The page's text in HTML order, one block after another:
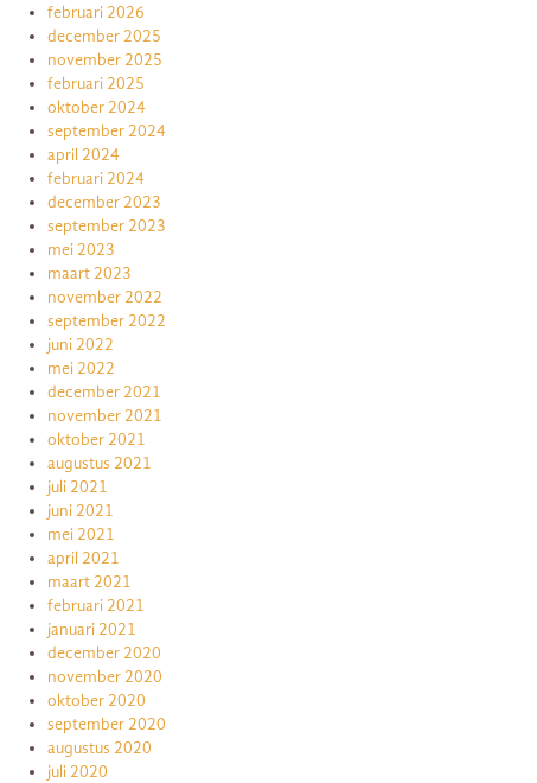
februari 2026
december 2025
november 2025
februari 2025
oktober 2024
september 2024
april 2024
februari 2024
december 2023
september 2023
mei 2023
maart 2023
november 2022
september 2022
juni 2022
mei 2022
december 2021
november 2021
oktober 2021
augustus 2021
juli 2021
juni 2021
mei 2021
april 2021
maart 2021
februari 2021
januari 2021
december 2020
november 2020
oktober 2020
september 2020
augustus 2020
juli 2020